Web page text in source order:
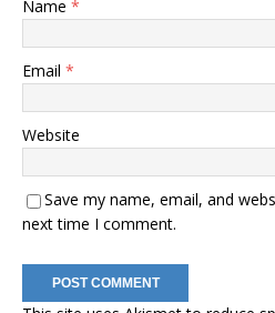
Name *
Email *
Website
Save my name, email, and
next time I comment.